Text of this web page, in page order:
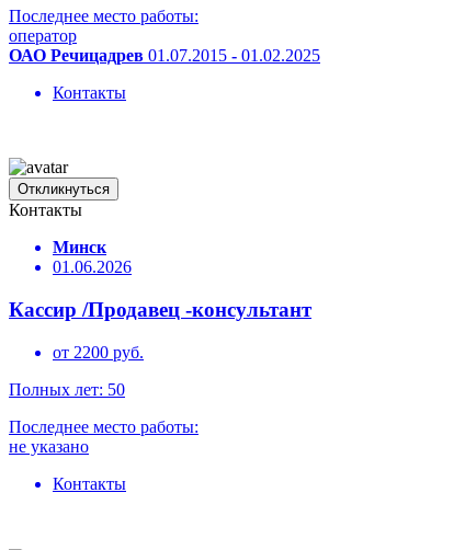
Последнее место работы:
оператор
ОАО Речицадрев 01.07.2015 - 01.02.2025
Контакты
Откликнуться
Контакты
Минск
01.06.2026
Кассир /Продавец -консультант
от 2200 руб.
Полных лет: 50
Последнее место работы:
не указано
Контакты